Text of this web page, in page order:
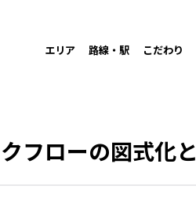
エリア 路線・駅 こだわり
フローの図式化